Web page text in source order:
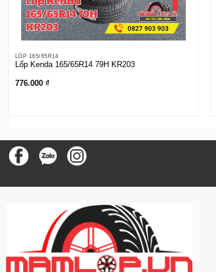
LỐP 165/65R14
Lốp Kenda 165/65R14 79H KR203
776.000 ₫